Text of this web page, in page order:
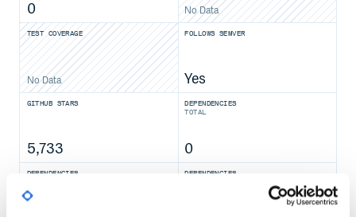
商家1收益户->扣除分账金额
商家2收益户->扣除分账金额
商家3收益户->扣除分账金额
平台手续费->扣除手续费
平台收益户-> 增加金额(总分账金额+手续费)
Try失败 => Cancel:
商家3收益户->解冻分账金额
平台手续费->解冻手续费
0 No Data
TEST COVERAGE
No Data
FOLLOWS SEMVER
Yes
GITHUB STARS
5,733
DEPENDENCIES
TOTAL
0
DEPENDENCIES
DEPENDENCIES